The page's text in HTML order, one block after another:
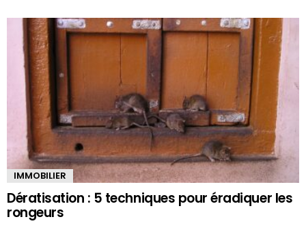
IMMOBILIER
Dératisation : 5 techniques pour éradiquer les
rongeurs